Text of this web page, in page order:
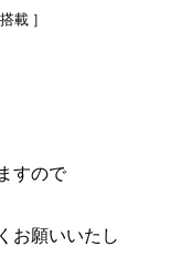
載 ］
すので
お願いいたし